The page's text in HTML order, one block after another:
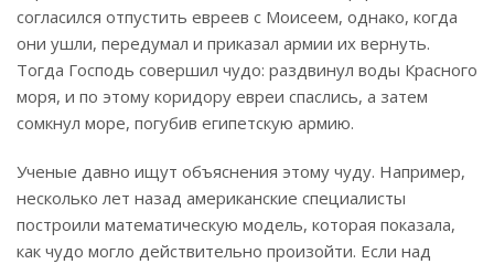
согласился отпустить евреев с Моисеем, однако, когда
они ушли, передумал и приказал армии их вернуть.
Тогда Господь совершил чудо: раздвинул воды Красного
моря, и по этому коридору евреи спаслись, а затем
сомкнул море, погубив египетскую армию.
Ученые давно ищут объяснения этому чуду. Например,
несколько лет назад американские специалисты
построили математическую модель, которая показала,
как чудо могло действительно произойти. Если над